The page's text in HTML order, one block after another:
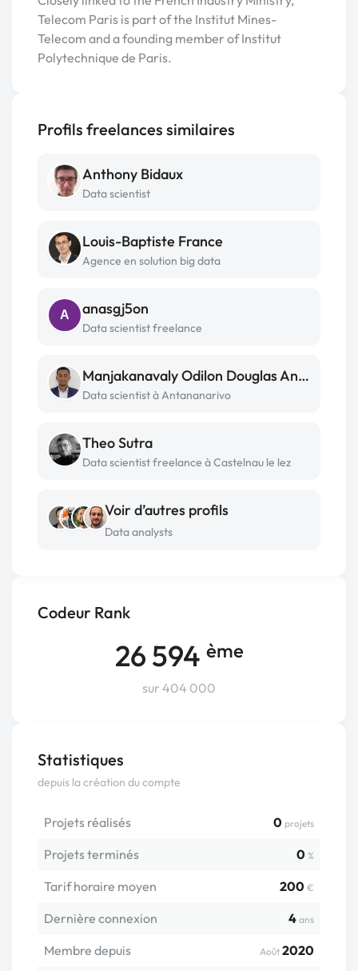
Codeur Rank
26 594 ème
sur 404 000
Statistiques
depuis la création du compte
Projets réalisés 0 projets
Projets terminés 0 %
Tarif horaire moyen 200 €
Dernière connexion 4 ans
Membre depuis Août 2020
Telecom Paris is part of the Institut Mines-
Telecom and a founding member of Institut
Polytechnique de Paris.
Profils freelances similaires
Anthony Bidaux
Data scientist
Louis-Baptiste France
Agence en solution big data
A anasgj5on
Data scientist freelance
Manjakanavaly Odilon Douglas Andriatsilanizo
Data scientist à Antananarivo
Theo Sutra
Data scientist freelance à Castelnau le lez
Voir d’autres profils
Data analysts